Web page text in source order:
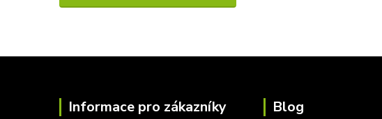
Informace pro zákazníky Blog